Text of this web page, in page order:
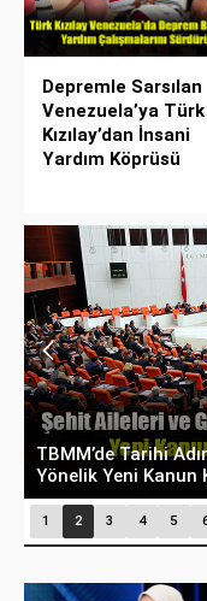
Depremle Sarsılan
Venezuela’ya Türk
Kızılay’dan İnsani
Yardım Köprüsü
TBMM’de Tarihi
Yönelik Yeni Kanun
1 2 3 4 5